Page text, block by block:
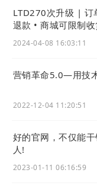
LTD270次升级 | 订单支持部分退款 • 主动
退款 • 商城可限制
2024-04-08 16:03:11
营销革命5.0—用技
2022-12-04 11:20:51
好的官网，不仅能
人!
2023-01-11 06:16:59